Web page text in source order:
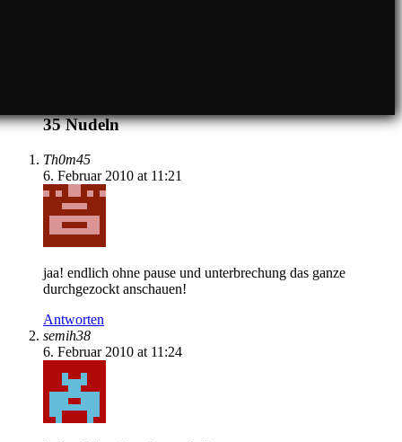
35Nudeln
Th0m45
6. Februar 2010 at 11:21
jaa! endlich ohne pause und unterbrechung das ganze
durchgezockt anschauen!
Antworten
semih38
6. Februar 2010 at 11:24